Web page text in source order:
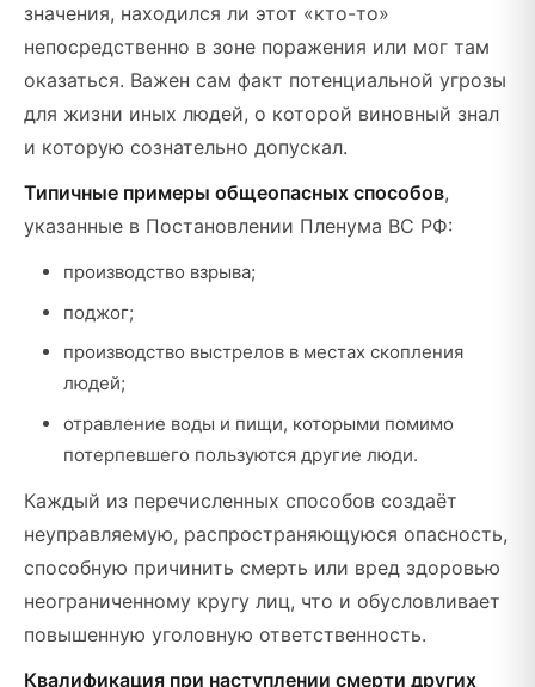
значения, находился ли этот «кто-то»
непосредственно в зоне поражения или мог там
оказаться. Важен сам факт потенциальной угрозы
для жизни иных людей, о которой виновный знал
и которую сознательно допускал.
Типичные примеры общеопасных способов,
указанные в Постановлении Пленума ВС РФ:
производство взрыва;
поджог;
производство выстрелов в местах скопления
людей;
отравление воды и пищи, которыми помимо
потерпевшего пользуются другие люди.
Каждый из перечисленных способов создаёт
неуправляемую, распространяющуюся опасность,
способную причинить смерть или вред здоровью
неограниченному кругу лиц, что и обусловливает
повышенную уголовную ответственность.
Квалификация при наступлении смерти других